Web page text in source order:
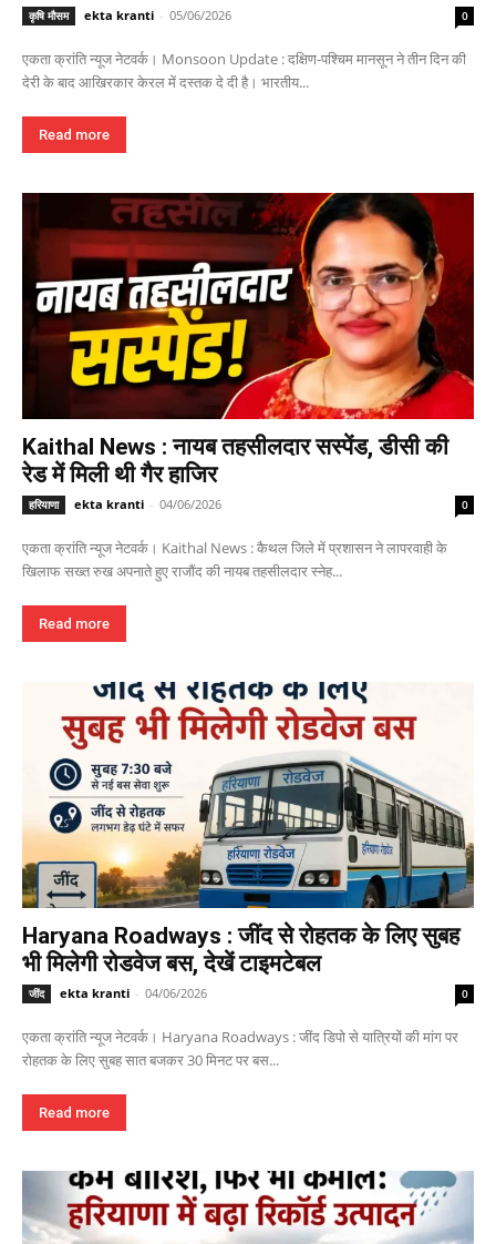
कृषि मौसम ekta kranti - 05/06/2026 0
एकता क्रांति न्यूज नेटवर्क। Monsoon Update : दक्षिण-पश्चिम मानसून ने तीन दिन की
देरी के बाद आखिरकार केरल में दस्तक दे दी है। भारतीय...
Read more
Kaithal News : नायब तहसीलदार सस्पेंड, डीसी की
रेड में मिली थी गैर हाजिर
हरियाणा ekta kranti - 04/06/2026 0
एकता क्रांति न्यूज नेटवर्क। Kaithal News : कैथल जिले में प्रशासन ने लापरवाही के
खिलाफ सख्त रुख अपनाते हुए राजौंद की नायब तहसीलदार स्नेह...
Read more
Haryana Roadways : जींद से रोहतक के लिए सुबह
भी मिलेगी रोडवेज बस, देखें टाइमटेबल
जींद ekta kranti - 04/06/2026 0
एकता क्रांति न्यूज नेटवर्क। Haryana Roadways : जींद डिपो से यात्रियों की मांग पर
रोहतक के लिए सुबह सात बजकर 30 मिनट पर बस...
Read more